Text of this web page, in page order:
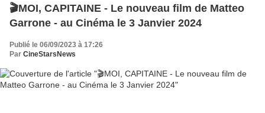
🎬MOI, CAPITAINE - Le nouveau film de Matteo
Garrone - au Cinéma le 3 Janvier 2024
Publié le 06/09/2023 à 17:26
Par CineStarsNews